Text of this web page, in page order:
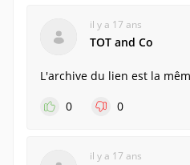
il y a 17 ans
TOT and Co
L'archive du lien est la
0
0
il y a 17 ans